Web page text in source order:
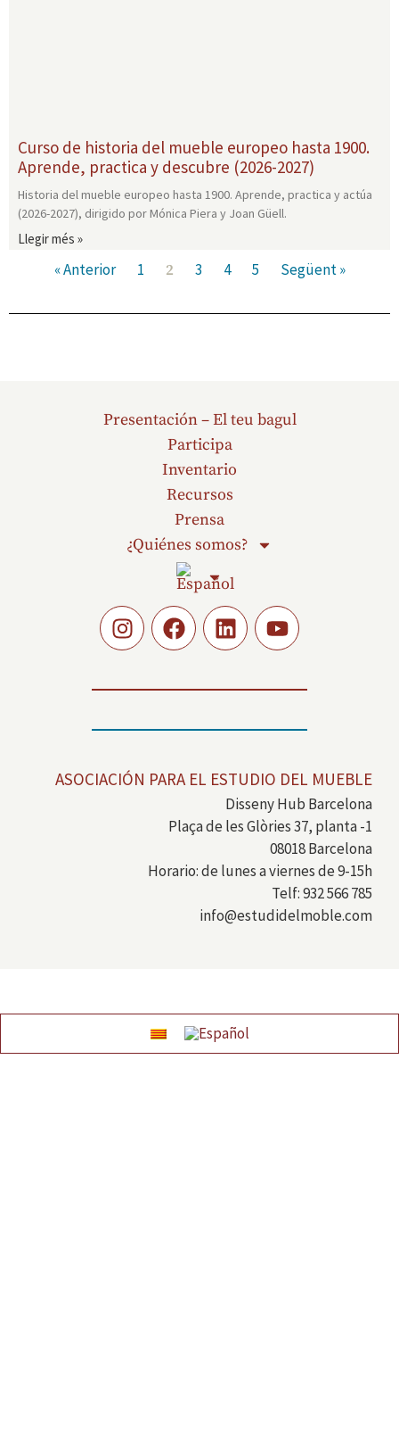
Curso de historia del mueble europeo hasta 1900.
Aprende, practica y descubre (2026-2027)
Historia del mueble europeo hasta 1900. Aprende, practica y actúa
(2026-2027), dirigido por Mónica Piera y Joan Güell.
Llegir més »
« Anterior 1 2 3 4 5 Següent »
Presentación – El teu bagul
Participa
Inventario
Recursos
Prensa
¿Quiénes somos?
ASOCIACIÓN PARA EL ESTUDIO DEL MUEBLE
Disseny Hub Barcelona
Plaça de les Glòries 37, planta -1
08018 Barcelona
Horario: de lunes a viernes de 9-15h
Telf: 932 566 785
info@estudidelmoble.com